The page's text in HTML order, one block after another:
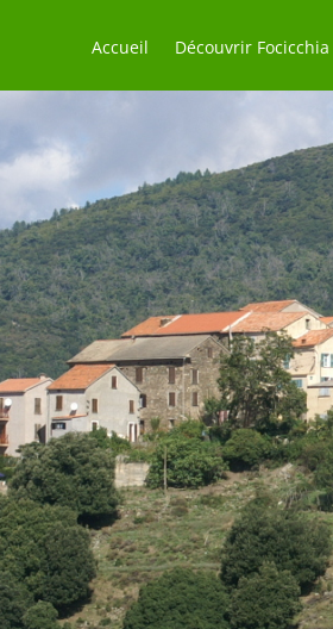
Accueil Découvrir Focicchia